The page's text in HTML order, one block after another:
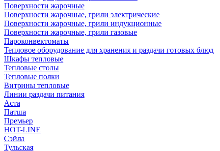
Поверхности жарочные
Поверхности жарочные, грили электрические
Поверхности жарочные, грили индукционные
Поверхности жарочные, грили газовые
Пароконвектоматы
Тепловое оборудование для хранения и раздачи готовых блюд
Шкафы тепловые
Тепловые столы
Тепловые полки
Витрины тепловые
Линии раздачи питания
Аста
Патша
Премьер
HOT-LINE
Сэйла
Тульская